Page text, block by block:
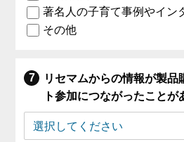
著名人の子育て事例やイン
その他
リセマムからの情報が製品
ト参加につながったことが